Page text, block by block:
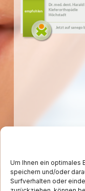
Um Ihnen ein optimales
speichern und/oder
Surfverhalten oder